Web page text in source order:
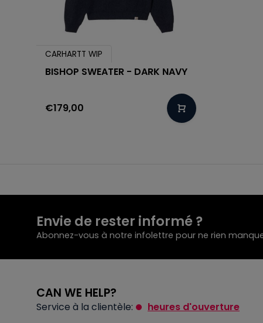
CARHARTT WIP
BISHOP SWEATER - DARK NAVY
€179,00
Envie de rester informé ?
Abonnez-vous à notre infolettre pour ne rien
CAN WE HELP?
Service à la clientèle: heures d'ouverture